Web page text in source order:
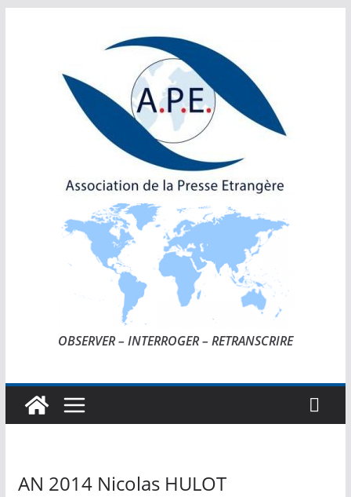
OBSERVER – INTERROGER – RETRANSCRIRE
AN 2014 Nicolas HULOT